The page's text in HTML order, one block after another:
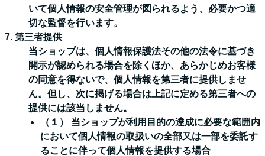
いて個人情報の安全管理が図られるよう、必要かつ適
切な監督を行います。
7. 第三者提供
当ショップは、個人情報保護法その他の法令に基づき
開示が認められる場合を除くほか、あらかじめお客様
の同意を得ないで、個人情報を第三者に提供しませ
ん。但し、次に掲げる場合は上記に定める第三者への
提供には該当しません。
（１） 当ショップが利用目的の達成に必要な範囲内
において個人情報の取扱いの全部又は一部を委託す
ることに伴って個人情報を提供する場合